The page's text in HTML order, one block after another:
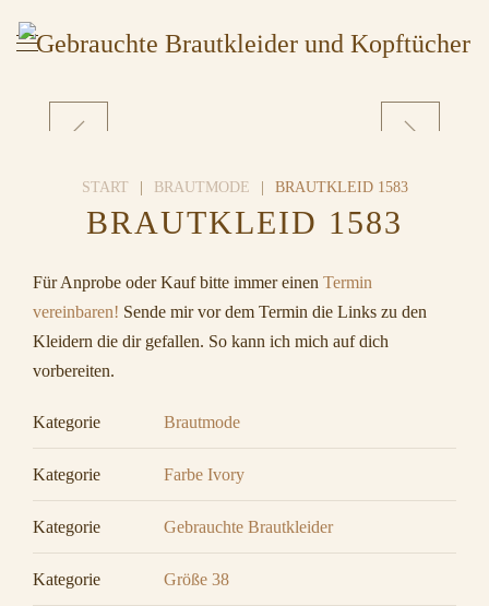
START BRAUTMODE BRAUTKLEID 1583
BRAUTKLEID 1583
Für Anprobe oder Kauf bitte immer einen Termin
vereinbaren! Sende mir vor dem Termin die Links zu den
Kleidern die dir gefallen. So kann ich mich auf dich
vorbereiten.
Kategorie Brautmode
Kategorie Farbe Ivory
Kategorie Gebrauchte Brautkleider
Kategorie Größe 38